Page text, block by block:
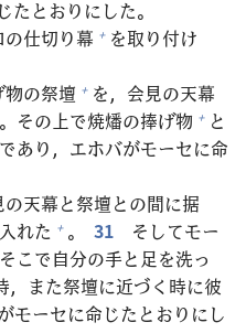
じたとおりにした。
の仕切り幕 + を取り付け
物の祭壇 + を， 会見の天幕
その 上で焼燔の捧げ物 + と
あり，エホバがモーセに命
の天幕と祭壇との間に据
入れた + 。 31
そしてモー
こで自分の手と 足を洗っ
，また祭壇に近づく 時に彼
モーセに命じたとおりにし